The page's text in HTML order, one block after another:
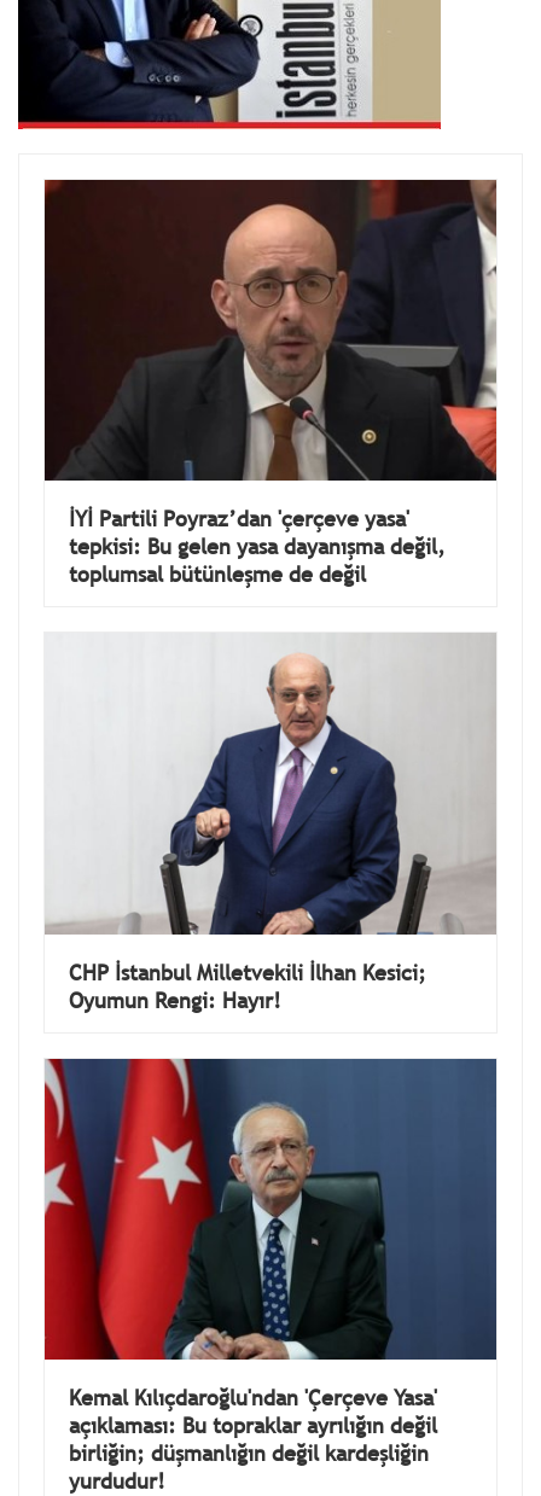
İYİ Partili Poyraz’dan 'çerçeve yasa'
tepkisi: Bu gelen yasa dayanışma değil,
toplumsal bütünleşme de değil
CHP İstanbul Milletvekili İlhan Kesici;
Oyumun Rengi: Hayır!
Kemal Kılıçdaroğlu'ndan 'Çerçeve Yasa'
açıklaması: Bu topraklar ayrılığın değil
birliğin; düşmanlığın değil kardeşliğin
yurdudur!